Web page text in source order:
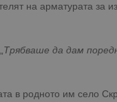
на арматурата за
Трябваше да дам
в родното им село